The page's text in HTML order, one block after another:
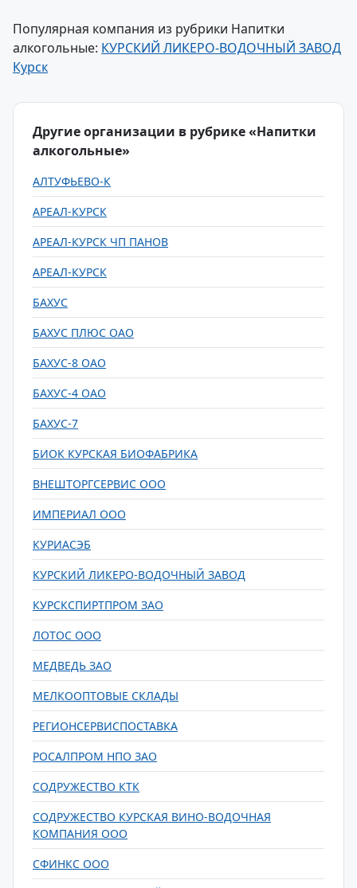
Популярная компания из рубрики Напитки
алкогольные: КУРСКИЙ ЛИКЕРО-ВОДОЧНЫЙ ЗАВОД
Курск
Другие организации в рубрике «Напитки
алкогольные»
АЛТУФЬЕВО-К
АРЕАЛ-КУРСК
АРЕАЛ-КУРСК ЧП ПАНОВ
АРЕАЛ-КУРСК
БАХУС
БАХУС ПЛЮС ОАО
БАХУС-8 ОАО
БАХУС-4 ОАО
БАХУС-7
БИОК КУРСКАЯ БИОФАБРИКА
ВНЕШТОРГСЕРВИС ООО
ИМПЕРИАЛ ООО
КУРИАСЭБ
КУРСКИЙ ЛИКЕРО-ВОДОЧНЫЙ ЗАВОД
КУРСКСПИРТПРОМ ЗАО
ЛОТОС ООО
МЕДВЕДЬ ЗАО
МЕЛКООПТОВЫЕ СКЛАДЫ
РЕГИОНСЕРВИСПОСТАВКА
РОСАЛПРОМ НПО ЗАО
СОДРУЖЕСТВО КТК
СОДРУЖЕСТВО КУРСКАЯ ВИНО-ВОДОЧНАЯ
КОМПАНИЯ ООО
СФИНКС ООО